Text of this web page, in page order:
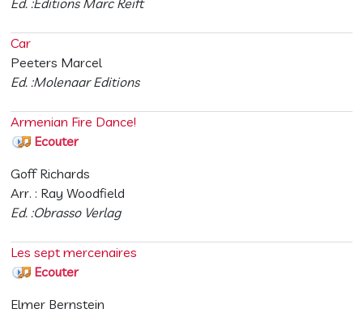
Ed. :Editions Marc Reift
Car
Peeters Marcel
Ed. :Molenaar Editions
Armenian Fire Dance!
Ecouter
Goff Richards
Arr. : Ray Woodfield
Ed. :Obrasso Verlag
Les sept mercenaires
Ecouter
Elmer Bernstein